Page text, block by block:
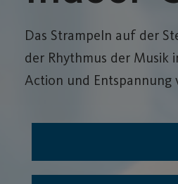
Das Strampeln auf der
der Rhythmus der Musik
Action und Entspannung